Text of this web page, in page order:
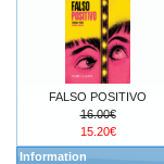
FALSO POSITIVO
16.00€
15.20€
Information